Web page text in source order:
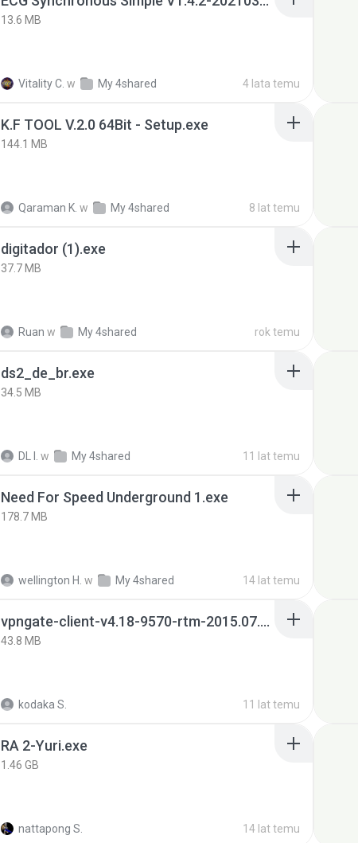
13.6 MB
Vitality C. w My 4shared 4 lata temu
K.F TOOL V.2.0 64Bit - Setup.exe
144.1 MB
Qaraman K. w My 4shared 8 lat temu
digitador (1).exe
37.7 MB
Ruan w My 4shared rok temu
ds2_de_br.exe
34.5 MB
DL I. w My 4shared 11 lat temu
Need For Speed Underground 1.exe
178.7 MB
wellington H. w My 4shared 14 lat temu
vpngate-client-v4.18-9570-rtm-2015.07.26.exe
43.8 MB
kodaka S. 11 lat temu
RA 2-Yuri.exe
1.46 GB
nattapong S. 14 lat temu